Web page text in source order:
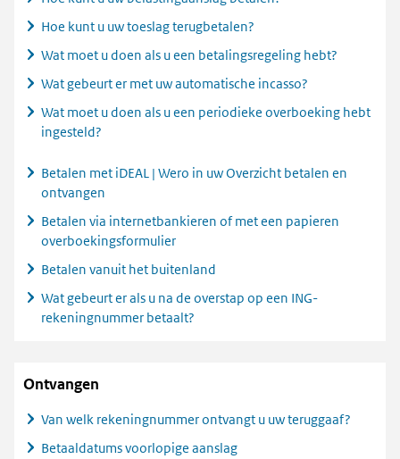
Hoe kunt u uw toeslag terugbetalen?
Wat moet u doen als u een betalingsregeling hebt?
Wat gebeurt er met uw automatische incasso?
Wat moet u doen als u een periodieke overboeking hebt
ingesteld?
Betalen met iDEAL | Wero in uw Overzicht betalen en
ontvangen
Betalen via internetbankieren of met een papieren
overboekingsformulier
Betalen vanuit het buitenland
Wat gebeurt er als u na de overstap op een ING-
rekeningnummer betaalt?
Ontvangen
Van welk rekeningnummer ontvangt u uw teruggaaf?
Betaaldatums voorlopige aanslag